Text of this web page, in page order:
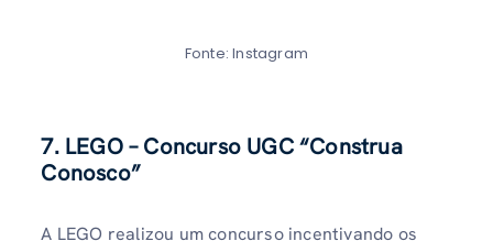
Fonte: Instagram
7. LEGO – Concurso UGC “Construa
Conosco”
A LEGO realizou um concurso incentivando os